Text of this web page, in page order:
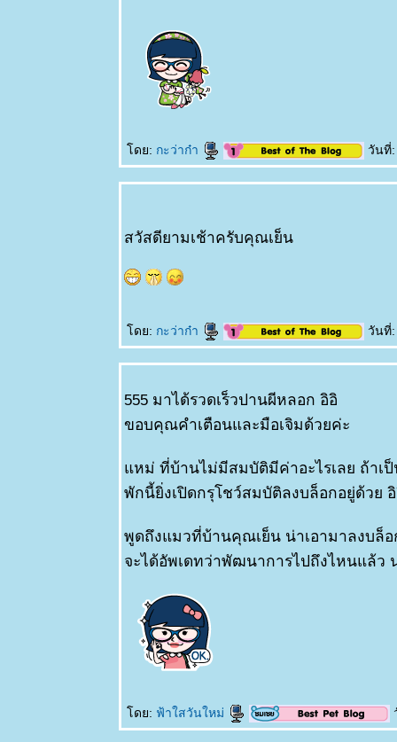
ดย: กะว่าก๋า วันที่:
สวัสดียามเช้าครับคุณเย็น
ดย: กะว่าก๋า วันที่:
555 มาได้รวดเร็วปานผีหลอก อิอิ
ขอบคุณคำเตือนและมือเจิมด้วยค่ะ
หม่ ที่บ้านไม่มีสมบัติมีค่าอะไรเลย ถ้าเ
พักนี้ยิ่งเปิดกรุโชว์สมบัติลงบล็อกอยู่ด้วย
พูดถึงแมวที่บ้านคุณเย็น น่าเอามาลงบล็
จะได้อัพเดทว่าพัฒนาการไปถึงไหนแล้ว
ดย: ฟ้าใสวันใหม่